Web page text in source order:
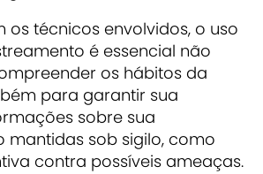
os técnicos envolvidos, o uso
é essencial não
os hábitos da
para garantir sua
sobre sua
mantidas sob sigilo, como
contra possíveis ameaças.